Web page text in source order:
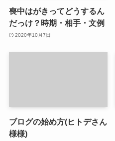
喪中はがきってどうするん
だっけ？時期・相手・文例
2020年10月7日
ブログの始め方(ヒトデさん
様様)